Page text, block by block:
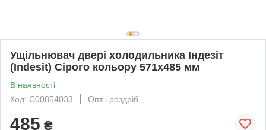
Ущільнювач двері холодильника Індезіт
(Indesit) Сірого кольору 571х485 мм
В наявності
Код: C00854033
Опт і роздріб
485 ₴